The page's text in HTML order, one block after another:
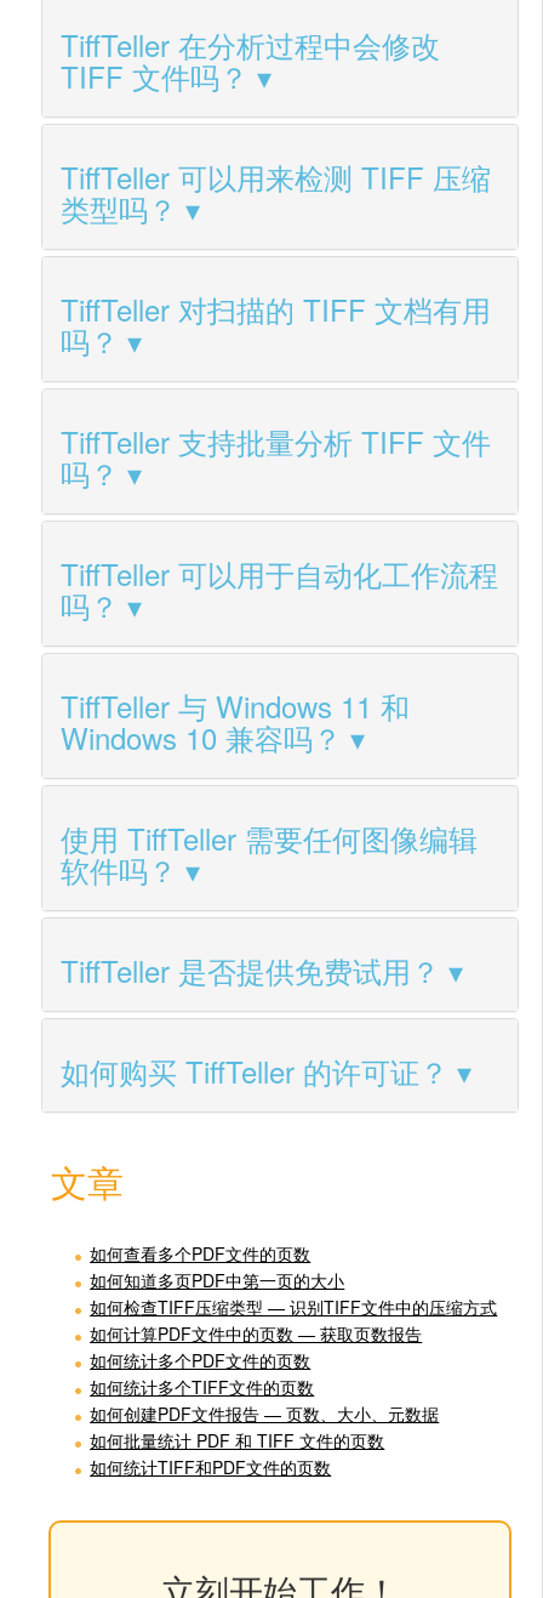
TiffTeller 在分析过程中会修改
TIFF 文件吗？
TiffTeller 可以用来检测 TIFF 压缩
类型吗？
TiffTeller 对扫描的 TIFF 文档有用
吗？
TiffTeller 支持批量分析 TIFF 文件
吗？
TiffTeller 可以用于自动化工作流程
吗？
TiffTeller 与 Windows 11 和
Windows 10 兼容吗？
使用 TiffTeller 需要任何图像编辑
软件吗？
TiffTeller 是否提供免费试用？
如何购买 TiffTeller 的许可证？
文章
如何查看多个PDF文件的页数
如何知道多页PDF中第一页的大小
如何检查TIFF压缩类型 — 识别TIFF文件中的压缩方式
如何计算PDF文件中的页数 — 获取页数报告
如何统计多个PDF文件的页数
如何统计多个TIFF文件的页数
如何创建PDF文件报告 — 页数、大小、元数据
如何批量统计 PDF 和 TIFF 文件的页数
如何统计TIFF和PDF文件的页数